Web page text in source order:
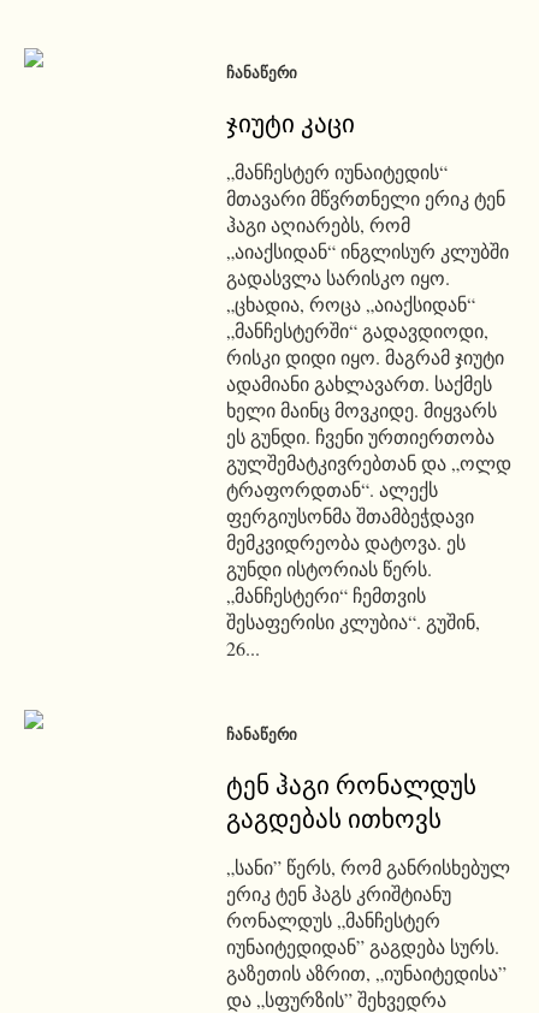
ᲩᲐᲜᲐᲬᲔᲠᲘ
ჯიუტი კაცი
„მანჩესტერ იუნაიტედის“
მთავარი მწვრთნელი ერიკ ტენ
ჰაგი აღიარებს, რომ
„აიაქსიდან“ ინგლისურ კლუბში
გადასვლა სარისკო იყო.
„ცხადია, როცა „აიაქსიდან“
„მანჩესტერში“ გადავდიოდი,
რისკი დიდი იყო. მაგრამ ჯიუტი
ადამიანი გახლავართ. საქმეს
ხელი მაინც მოვკიდე. მიყვარს
ეს გუნდი. ჩვენი ურთიერთობა
გულშემატკივრებთან და „ოლდ
ტრაფორდთან“. ალექს
ფერგიუსონმა შთამბეჭდავი
მემკვიდრეობა დატოვა. ეს
გუნდი ისტორიას წერს.
„მანჩესტერი“ ჩემთვის
შესაფერისი კლუბია“. გუშინ,
26...
ᲩᲐᲜᲐᲬᲔᲠᲘ
ტენ ჰაგი რონალდუს
გაგდებას ითხოვს
„სანი” წერს, რომ განრისხებულ
ერიკ ტენ ჰაგს კრიშტიანუ
რონალდუს „მანჩესტერ
იუნაიტედიდან” გაგდება სურს.
გაზეთის აზრით, „იუნაიტედისა”
და „სფურზის” შეხვედრა